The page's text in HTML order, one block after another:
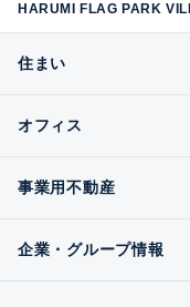
HARUMI FLAG PARK
住まい
オフィス
事業用不動産
企業・グループ情報